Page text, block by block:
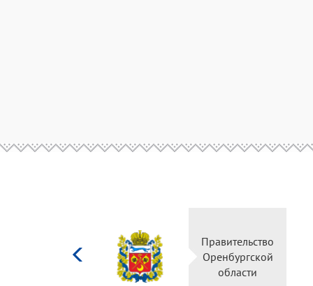
культуры
Российской
Правительство
Оренбургской
области